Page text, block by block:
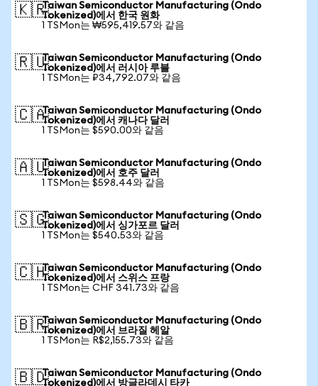
🇰🇷Taiwan Semiconductor Manufacturing (Ondo
Tokenized)에서 한국 원화
1 TSMon는 ₩595,419.57와 같음
🇷🇺Taiwan Semiconductor Manufacturing (Ondo
Tokenized)에서 러시아 루블
1 TSMon는 ₽34,792.07와 같음
🇨🇦Taiwan Semiconductor Manufacturing (Ondo
Tokenized)에서 캐나다 달러
1 TSMon는 $590.00와 같음
🇦🇺Taiwan Semiconductor Manufacturing (Ondo
Tokenized)에서 호주 달러
1 TSMon는 $598.44와 같음
🇸🇬Taiwan Semiconductor Manufacturing (Ondo
Tokenized)에서 싱가포르 달러
1 TSMon는 $540.53와 같음
🇨🇭Taiwan Semiconductor Manufacturing (Ondo
Tokenized)에서 스위스 프랑
1 TSMon는 CHF 341.73와 같음
🇧🇷Taiwan Semiconductor Manufacturing (Ondo
Tokenized)에서 브라질 헤알
1 TSMon는 R$2,155.73와 같음
🇧🇩Taiwan Semiconductor Manufacturing (Ondo
Tokenized)에서 방글라데시 타카